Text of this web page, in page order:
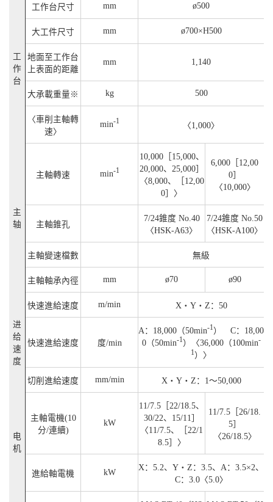
工
作
台
工作台尺寸 mm ø500
大工件尺寸 mm ø700×H500
地面至工作台
上表面的距離
mm 1,140
大承載重量※ kg 500
〈車削主軸轉
速〉
min-1 〈1,000〉
主
轴
主軸轉速 min-1
10,000［15,000、
20,000、25,000］
〈8,000、［12,00
0］〉
6,000［12,00
0］
〈10,000〉
主軸錐孔
7/24錐度 No.40
〈HSK-A63〉
7/24錐度 No.50
〈HSK-A100〉
主軸變速檔數 無級
主軸軸承內徑 mm ø70 ø90
进
给
速
度
快速進給速度 m/min X・Y・Z：50
快速進給速度 度/min
A：18,000（50min-1） C：18,00
0（50min-1）〈36,000（100min-
1 ）〉
切削進給速度 mm/min X・Y・Z：1～50,000
电
机
主軸電機(10
分/連續)
kW
11/7.5［22/18.5、
30/22、15/11］
〈11/7.5、［22/1
8.5］〉
11/7.5［26/18.
5］
〈26/18.5〉
進給軸電機 kW
X：5.2、Y・Z：3.5、A：3.5×2、
C：3.0〈5.0〉